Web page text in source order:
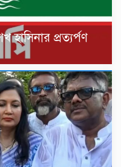
হাসিনার প্রত্যর্পণ